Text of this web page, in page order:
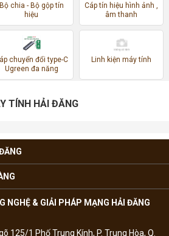
Bộ chia - Bộ gộp tín
hiệu
Cáp tín hiệu hình ảnh ,
âm thanh
chuyển đổi type-C
Ugreen đa năng
Linh kiện máy tính
TÍNH HẢI ĐĂNG
NGHỆ & GIẢI PHÁP MẠNG HẢI ĐĂNG
125/1 Phố Trung Kính, P. Trung Hòa, Q.